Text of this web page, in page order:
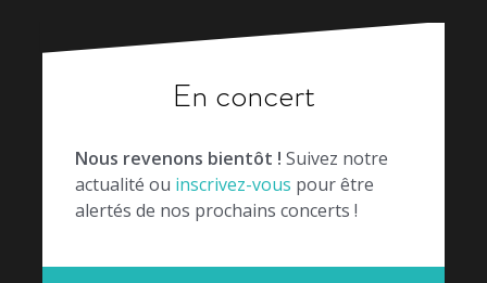
En concert
Nous revenons bientôt ! Suivez notre
actualité ou inscrivez-vous pour être
alertés de nos prochains concerts !